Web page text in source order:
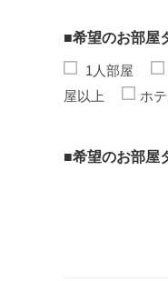
■希望のお部屋
1人部屋
屋以上
ホ
■希望のお部屋